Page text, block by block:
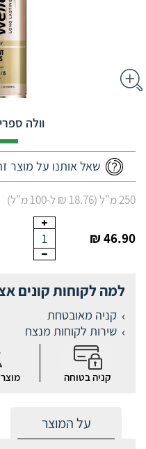
וולה
שאל אותנו על מוצר
250 מ"ל (18.76 ₪ ל-100 מ"ל)
46.90 ₪
1
למה לקוחות קונים
קניה מאובטחת
שירות לקוחות מנצח
קניה בטוחה
על המוצר